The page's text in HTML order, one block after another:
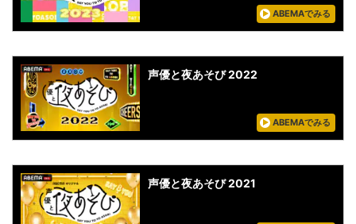
ABEMAでみる
声優と夜あそび 2022
ABEMAでみる
声優と夜あそび 2021